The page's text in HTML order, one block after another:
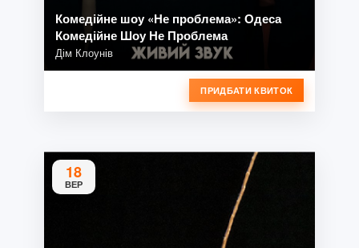
Комедійне шоу «Не проблема»: Одеса
Комедійне Шоу Не Проблема
Дім Клоунів
ПРИДБАТИ КВИТОК
18
ВЕР